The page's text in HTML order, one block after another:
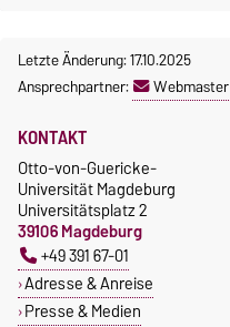
Letzte Änderung: 17.10.2025
Ansprechpartner:
Webmaster
KONTAKT
Otto-von-Guericke-
Universität Magdeburg
Universitätsplatz 2
39106 Magdeburg
+49 391 67-01
Adresse & Anreise
Presse & Medien